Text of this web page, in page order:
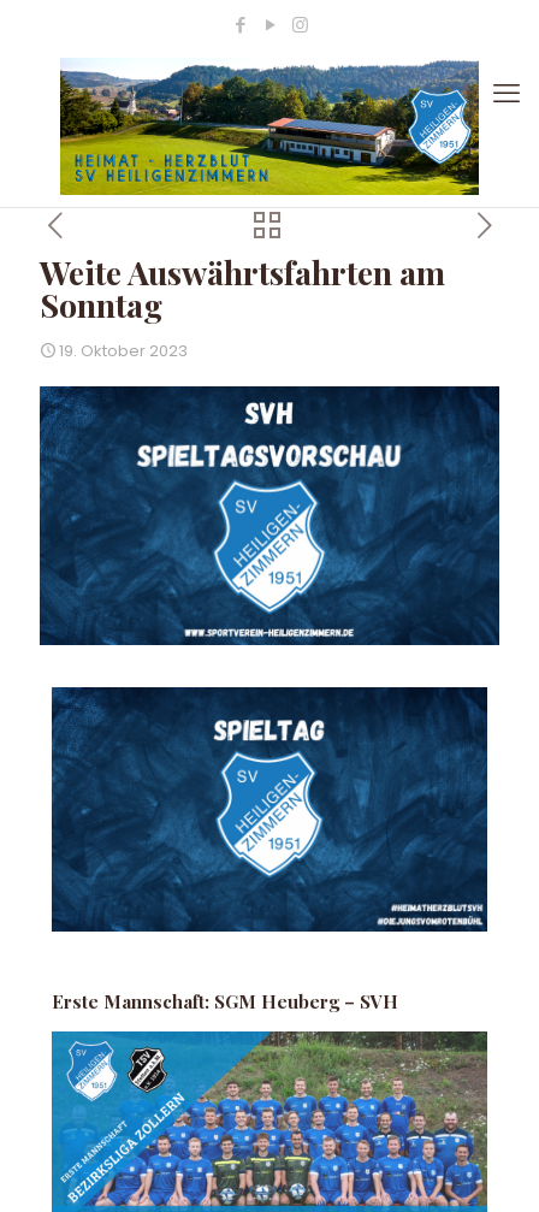
Weite Auswährtsfahrten am
Sonntag
19. Oktober 2023
Erste Mannschaft: SGM Heuberg – SVH